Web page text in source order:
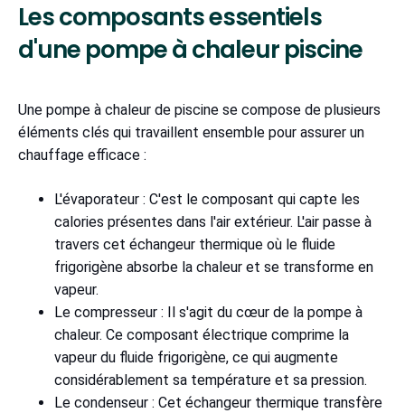
Les composants essentiels
d'une pompe à chaleur piscine
Une pompe à chaleur de piscine se compose de plusieurs
éléments clés qui travaillent ensemble pour assurer un
chauffage efficace :
L'évaporateur : C'est le composant qui capte les
calories présentes dans l'air extérieur. L'air passe à
travers cet échangeur thermique où le fluide
frigorigène absorbe la chaleur et se transforme en
vapeur.
Le compresseur : Il s'agit du cœur de la pompe à
chaleur. Ce composant électrique comprime la
vapeur du fluide frigorigène, ce qui augmente
considérablement sa température et sa pression.
Le condenseur : Cet échangeur thermique transfère